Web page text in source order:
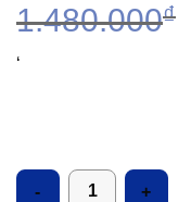
1.480.000₫
‘
Số lượng